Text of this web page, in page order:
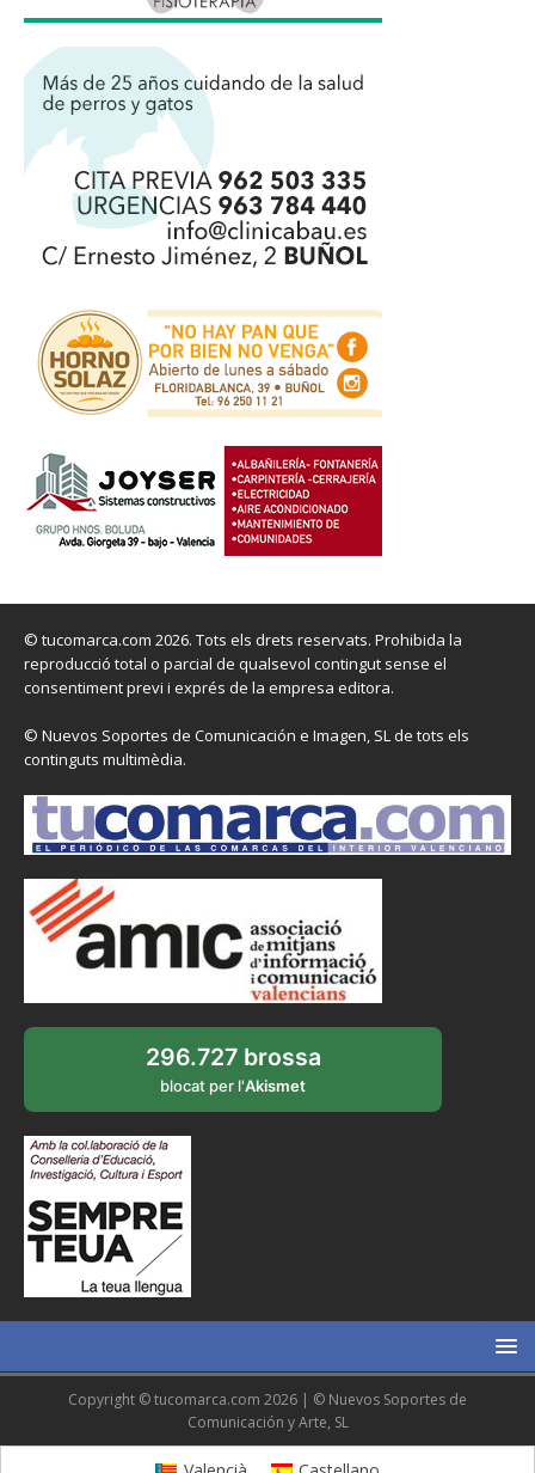
© tucomarca.com 2026. Tots els drets reservats. Prohibida la
reproducció total o parcial de qualsevol contingut sense el
consentiment previ i exprés de la empresa editora.
© Nuevos Soportes de Comunicación e Imagen, SL de tots els
continguts multimèdia.
296.727 brossa
blocat per l'Akismet
Copyright © tucomarca.com 2026 | © Nuevos Soportes de
Comunicación y Arte, SL